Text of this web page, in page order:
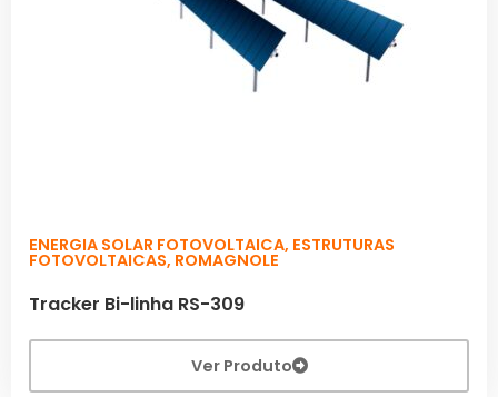
ENERGIA SOLAR FOTOVOLTAICA, ESTRUTURAS
FOTOVOLTAICAS, ROMAGNOLE
Tracker Bi-linha RS-309
Ver Produto